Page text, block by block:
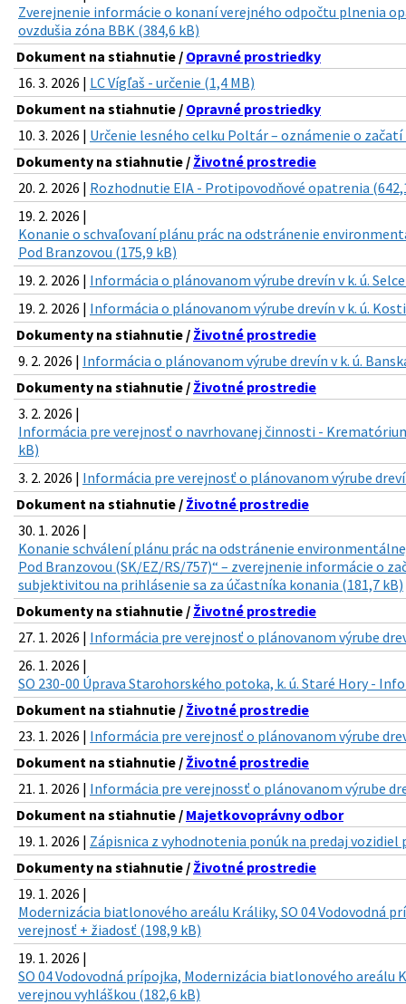
Zverejnenie informácie o konaní verejného odpočtu plnenia
ovzdušia zóna BBK (384,6 kB)
Dokument na stiahnutie / Opravné prostriedky
16. 3. 2026 | LC Vígľaš - určenie (1,4 MB)
Dokument na stiahnutie / Opravné prostriedky
10. 3. 2026 | Určenie lesného celku Poltár – oznámenie o začatí
Dokumenty na stiahnutie / Životné prostredie
20. 2. 2026 | Rozhodnutie EIA - Protipovodňové opatrenia
19. 2. 2026 |
Konanie o schvaľovaní plánu prác na odstránenie
Pod Branzovou (175,9 kB)
19. 2. 2026 | Informácia o plánovanom výrube drevín v k. ú.
19. 2. 2026 | Informácia o plánovanom výrube drevín v k. ú.
Dokumenty na stiahnutie / Životné prostredie
9. 2. 2026 | Informácia o plánovanom výrube drevín v k. ú.
Dokumenty na stiahnutie / Životné prostredie
3. 2. 2026 |
Informácia pre verejnosť o navrhovanej činnosti -
kB)
3. 2. 2026 | Informácia pre verejnosť o plánovanom výrube
Dokument na stiahnutie / Životné prostredie
30. 1. 2026 |
Konanie schválení plánu prác na odstránenie
Pod Branzovou (SK/EZ/RS/757)“ – zverejnenie informácie o
subjektivitou na prihlásenie sa za účastníka konania (181,7 kB)
Dokumenty na stiahnutie / Životné prostredie
27. 1. 2026 | Informácia pre verejnosť o plánovanom výrube
26. 1. 2026 |
SO 230-00 Úprava Starohorského potoka, k. ú. Staré Hory -
Dokument na stiahnutie / Životné prostredie
23. 1. 2026 | Informácia pre verejnosť o plánovanom výrube
Dokument na stiahnutie / Životné prostredie
21. 1. 2026 | Informácia pre verejnossť o plánovanom výrube
Dokument na stiahnutie / Majetkovoprávny odbor
19. 1. 2026 | Zápisnica z vyhodnotenia ponúk na predaj
Dokumenty na stiahnutie / Životné prostredie
19. 1. 2026 |
Modernizácia biatlonového areálu Králiky, SO 04 Vodovodná
verejnosť + žiadosť (198,9 kB)
19. 1. 2026 |
SO 04 Vodovodná prípojka, Modernizácia biatlonového areálu
verejnou vyhláškou (182,6 kB)